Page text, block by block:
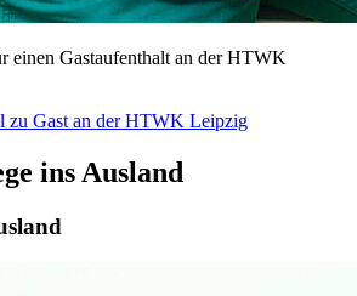
einen Gastaufenthalt an der HTWK
zu Gast an der HTWK Leipzig
ins Ausland